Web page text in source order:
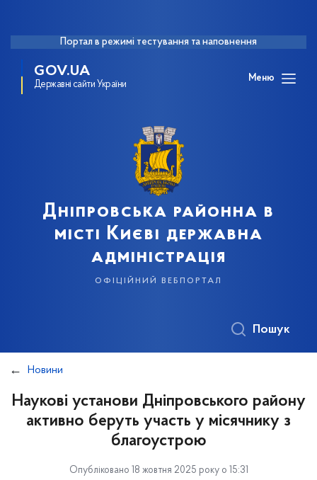
Портал в режимі тестування та наповнення
GOV.UA
Державні сайти України
Меню
Дніпровська районна в
місті Києві державна
адміністрація
офіційний вебпортал
Пошук
Новини
Наукові установи Дніпровського району
активно беруть участь у місячнику з
благоустрою
Опубліковано 18 жовтня 2025 року о 15:31